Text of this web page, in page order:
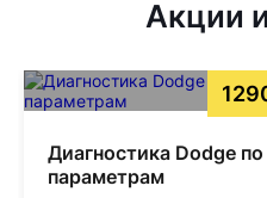
Акции
Диагностика Dodge по
параметрам